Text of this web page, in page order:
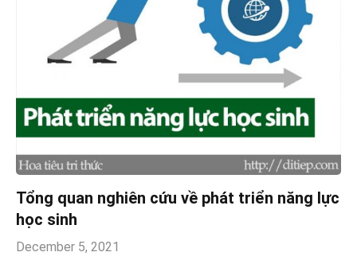
Tổng quan nghiên cứu về phát triển năng lực
học sinh
December 5, 2021